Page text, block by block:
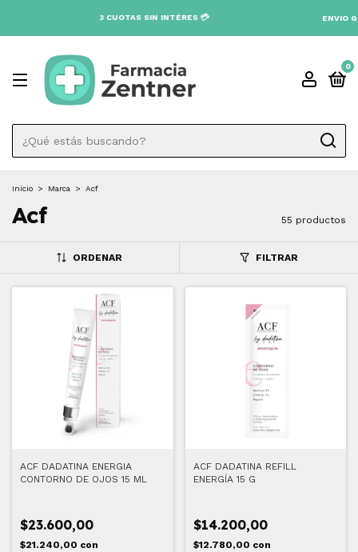
ENVIO GRATIS A TODO EL PAÍS DESDE
0
Inicio > Marca > Acf
Acf 55 productos
ORDENAR FILTRAR
ACF DADATINA ENERGIA
CONTORNO DE OJOS 15 ML
$23.600,00
$21.240,00 con
ACF DADATINA REFILL
ENERGÍA 15 G
$14.200,00
$12.780,00 con